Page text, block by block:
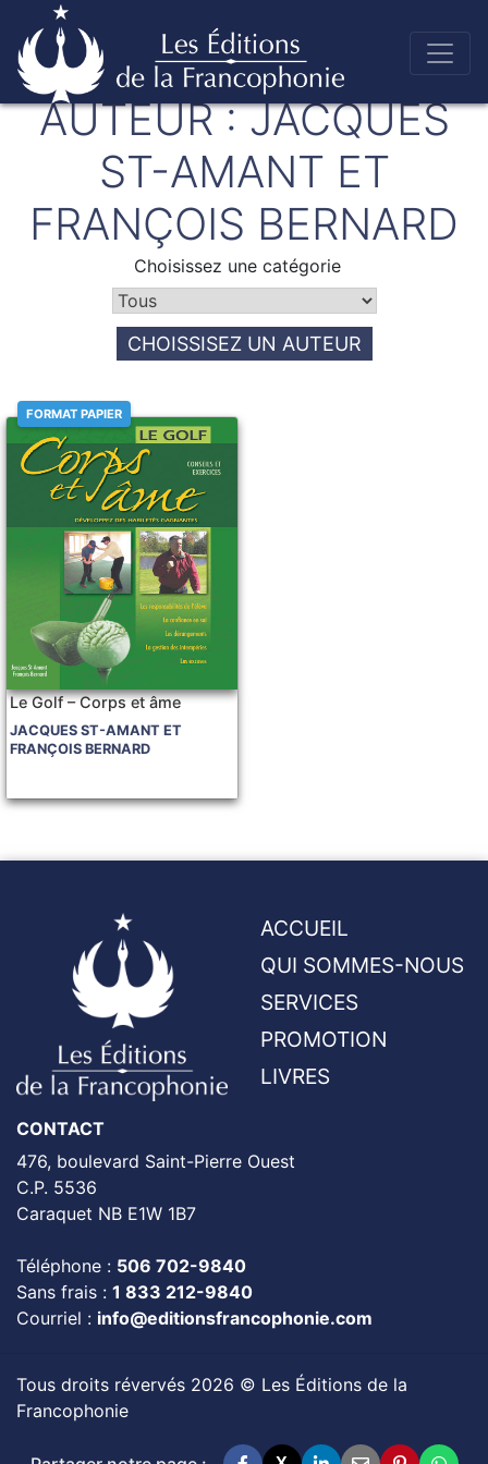
Skip
to
content
Éditions de la francophonie
AUTEUR :JACQUES
ST-AMANT ET
FRANÇOIS BERNARD
Choisissez une catégorie
CHOISSISEZ UN AUTEUR
FORMAT PAPIER
Le Golf – Corps et âme
JACQUES ST-AMANT ET
FRANÇOIS BERNARD
ACCUEIL
QUI SOMMES-NOUS
SERVICES
PROMOTION
LIVRES
CONTACT
476, boulevard Saint-Pierre Ouest
C.P. 5536
Caraquet NB E1W 1B7
Téléphone : 506 702-9840
Sans frais : 1 833 212-9840
Courriel : info@editionsfrancophonie.com
Tous droits révervés 2026 © Les Éditions de la
Francophonie